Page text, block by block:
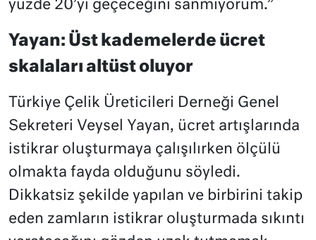
yüzde 20’yi geçeceğini sanmıyorum.”
Yayan: Üst kademelerde ücret
skalaları altüst oluyor
Türkiye Çelik Üreticileri Derneği Genel
Sekreteri Veysel Yayan, ücret artışlarında
istikrar oluşturmaya çalışılırken ölçülü
olmakta fayda olduğunu söyledi.
Dikkatsiz şekilde yapılan ve birbirini takip
eden zamların istikrar oluşturmada sıkıntı